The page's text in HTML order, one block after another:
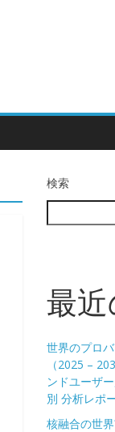
検索
最
世界のプロ
（2025 –
ンドユーザ
別 分析レポ
核融合の世